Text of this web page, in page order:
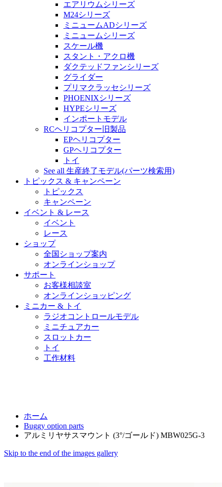
エアリウムシリーズ
M24シリーズ
ミニュームADシリーズ
ミニュームシリーズ
スケール機
スタント・アクロ機
ダクテッドファンシリーズ
グライダー
プリマクラッセシリーズ
PHOENIXシリーズ
HYPEシリーズ
インポートモデル
RCヘリコプター旧製品
EPヘリコプター
GPヘリコプター
トイ
See all 生産終了モデル(パーツ検索用)
トピックス & キャンペーン
トピックス
キャンペーン
イベント & レース
イベント
レース
ショップ
全国ショップ案内
オンラインショップ
サポート
お客様相談室
オンラインショッピング
ミニカー & トイ
ラジオコントロールモデル
ミニチュアカー
スロットカー
トイ
工作材料
ホーム
Buggy option parts
アルミリヤサスマウント (3°/ゴールド) MBW025G-3
Skip to the end of the images gallery